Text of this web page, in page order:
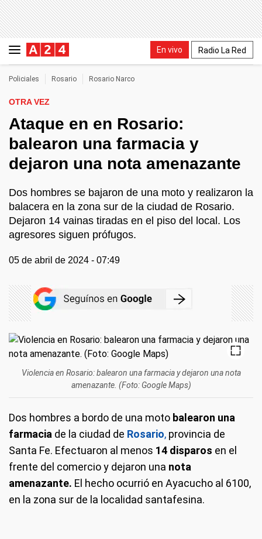
En vivo Radio La Red
Policiales Rosario Rosario Narco
OTRA VEZ
Ataque en en Rosario:
balearon una farmacia y
dejaron una nota amenazante
Dos hombres se bajaron de una moto y realizaron la
balacera en la zona sur de la ciudad de Rosario.
Dejaron 14 vainas tiradas en el piso del local. Los
agresores siguen prófugos.
05 de abril de 2024 - 07:49
Violencia en Rosario: balearon una farmacia y dejaron una nota
amenazante. (Foto: Google Maps)
Dos hombres a bordo de una moto balearon una
farmacia de la ciudad de Rosario, provincia de
Santa Fe. Efectuaron al menos 14 disparos en el
frente del comercio y dejaron una nota
amenazante. El hecho ocurrió en Ayacucho al 6100,
en la zona sur de la localidad santafesina.